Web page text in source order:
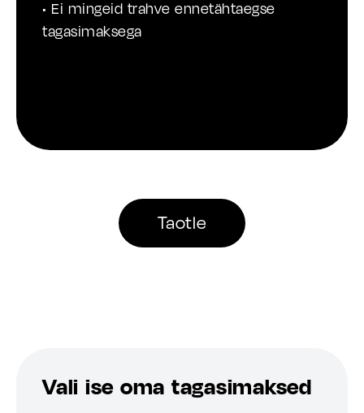
• Ei mingeid trahve ennetähtaegse
tagasimaksega
Taotle
Vali ise oma tagasimaksed